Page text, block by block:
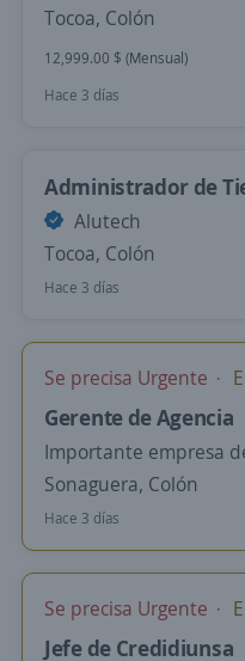
Tocoa, Colón
12,999.00 $ (Mensual)
Hace 3 días
Administrador de
Alutech
Tocoa, Colón
Hace 3 días
Se precisa Urgente
Gerente de Agencia
Importante empresa
Sonaguera, Colón
Hace 3 días
Se precisa Urgente
Jefe de Credidiunsa